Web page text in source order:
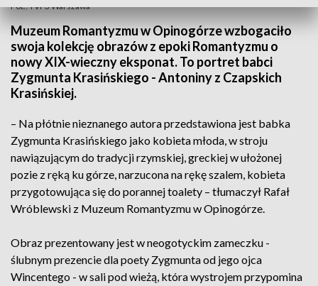
Fot.: TVP3 Warszawa
Muzeum Romantyzmu w Opinogórze wzbogaciło
swoja kolekcję obrazów z epoki Romantyzmu o
nowy XIX-wieczny eksponat. To portret babci
Zygmunta Krasińskiego - Antoniny z Czapskich
Krasińskiej.
– Na płótnie nieznanego autora przedstawiona jest babka
Zygmunta Krasińskiego jako kobieta młoda, w stroju
nawiązującym do tradycji rzymskiej, greckiej w ułożonej
pozie z ręką ku górze, narzucona na rękę szalem, kobieta
przygotowująca się do porannej toalety – tłumaczył Rafał
Wróblewski z Muzeum Romantyzmu w Opinogórze.
Obraz prezentowany jest w neogotyckim zameczku -
ślubnym prezencie dla poety Zygmunta od jego ojca
Wincentego - w sali pod wieżą, która wystrojem przypomina